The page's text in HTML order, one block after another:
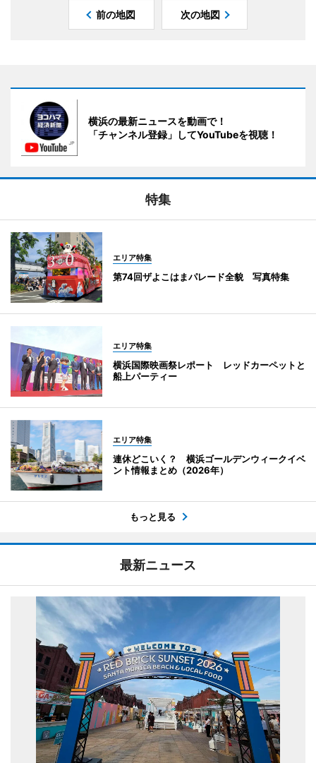
前の地図 次の地図
横浜の最新ニュースを動画で！
「チャンネル登録」してYouTubeを視聴！
特集
エリア特集
第74回ザよこはまパレード全貌 写真特集
エリア特集
横浜国際映画祭レポート レッドカーペットと
船上パーティー
エリア特集
連休どこいく？ 横浜ゴールデンウィークイベ
ント情報まとめ（2026年）
もっと見る
最新ニュース